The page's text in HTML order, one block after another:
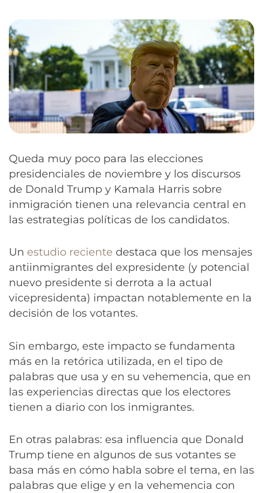
Queda muy poco para las elecciones
presidenciales de noviembre y los discursos
de Donald Trump y Kamala Harris sobre
inmigración tienen una relevancia central en
las estrategias políticas de los candidatos.
Un estudio reciente destaca que los mensajes
antiinmigrantes del expresidente (y potencial
nuevo presidente si derrota a la actual
vicepresidenta) impactan notablemente en la
decisión de los votantes.
Sin embargo, este impacto se fundamenta
más en la retórica utilizada, en el tipo de
palabras que usa y en su vehemencia, que en
las experiencias directas que los electores
tienen a diario con los inmigrantes.
En otras palabras: esa influencia que Donald
Trump tiene en algunos de sus votantes se
basa más en cómo habla sobre el tema, en las
palabras que elige y en la vehemencia con